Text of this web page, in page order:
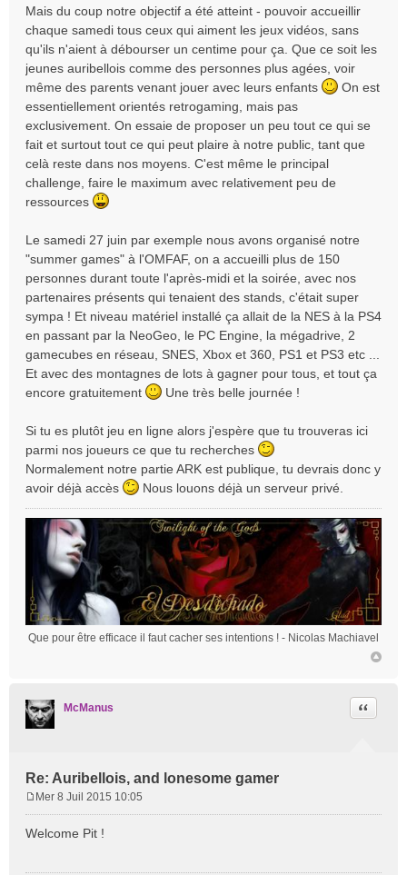
Mais du coup notre objectif a été atteint - pouvoir accueillir
chaque samedi tous ceux qui aiment les jeux vidéos, sans
qu'ils n'aient à débourser un centime pour ça. Que ce soit les
jeunes auribellois comme des personnes plus agées, voir
même des parents venant jouer avec leurs enfants
On est
essentiellement orientés retrogaming, mais pas
exclusivement. On essaie de proposer un peu tout ce qui se
fait et surtout tout ce qui peut plaire à notre public, tant que
celà reste dans nos moyens. C'est même le principal
challenge, faire le maximum avec relativement peu de
ressources
Le samedi 27 juin par exemple nous avons organisé notre
"summer games" à l'OMFAF, on a accueilli plus de 150
personnes durant toute l'après-midi et la soirée, avec nos
partenaires présents qui tenaient des stands, c'était super
sympa ! Et niveau matériel installé ça allait de la NES à la PS4
en passant par la NeoGeo, le PC Engine, la mégadrive, 2
gamecubes en réseau, SNES, Xbox et 360, PS1 et PS3 etc ...
Et avec des montagnes de lots à gagner pour tous, et tout ça
encore gratuitement
Une très belle journée !
Si tu es plutôt jeu en ligne alors j'espère que tu trouveras ici
parmi nos joueurs ce que tu recherches
Normalement notre partie ARK est publique, tu devrais donc y
avoir déjà accès
Nous louons déjà un serveur privé.
Que pour être efficace il faut cacher ses intentions ! - Nicolas Machiavel
McManus
Re: Auribellois, and lonesome gamer
Citation
s
Mer 8 Juil 2015 10:05
Welcome Pit !